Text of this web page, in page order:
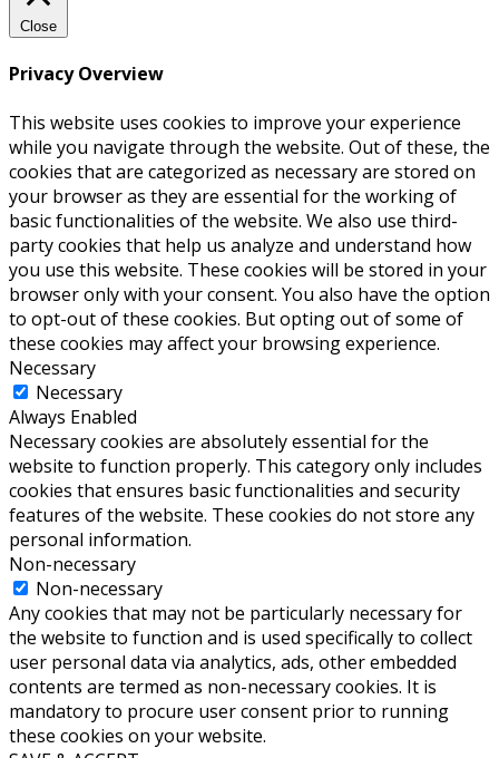
Close
Privacy Overview
This website uses cookies to improve your experience
while you navigate through the website. Out of these, the
cookies that are categorized as necessary are stored on
your browser as they are essential for the working of
basic functionalities of the website. We also use third-
party cookies that help us analyze and understand how
you use this website. These cookies will be stored in your
browser only with your consent. You also have the option
to opt-out of these cookies. But opting out of some of
these cookies may affect your browsing experience.
Necessary
Necessary
Always Enabled
Necessary cookies are absolutely essential for the
website to function properly. This category only includes
cookies that ensures basic functionalities and security
features of the website. These cookies do not store any
personal information.
Non-necessary
Non-necessary
Any cookies that may not be particularly necessary for
the website to function and is used specifically to collect
user personal data via analytics, ads, other embedded
contents are termed as non-necessary cookies. It is
mandatory to procure user consent prior to running
these cookies on your website.